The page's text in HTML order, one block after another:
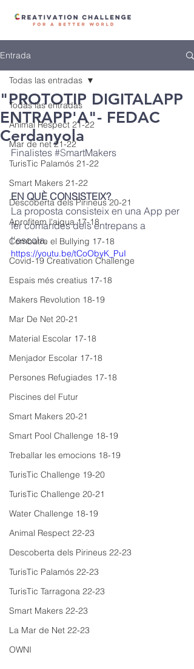
Entrada
Todas las entradas
Animal Respect 21-22
Mar de net 21-22
TurisTic Palamós 21-22
Smart Makers 21-22
Descoberta dels Pirineus 20-21
Aprofitem l'aigua 17-18
Combatre el Bullying 17-18
Covid-19 Creativation Challenge
Espais més creatius 17-18
Makers Revolution 18-19
Mar De Net 20-21
Material Escolar 17-18
Menjador Escolar 17-18
Persones Refugiades 17-18
Piscines del Futur
Smart Makers 20-21
Smart Pool Challenge 18-19
Treballar les emocions 18-19
TurisTic Challenge 19-20
TurisTic Challenge 20-21
Water Challenge 18-19
Animal Respect 22-23
Descoberta dels Pirineus 22-23
TurisTic Palamós 22-23
TurisTic Tarragona 22-23
Smart Makers 22-23
La Mar de Net 22-23
OWNI
Todas las entradas
"PROTOTIP DIGITALAPP
ENTRAPP'A"- FEDAC
Cerdanyola
Finalistes #SmartMakers
EN QUÈ CONSISTEIX?
La proposta consisteix en una App per
fer comandes dels entrepans a
l'escola.
https://youtu.be/tCoObyK_PuI